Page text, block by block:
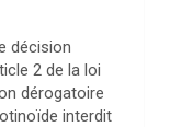
décision
2 de la loi
dérogatoire
interdit